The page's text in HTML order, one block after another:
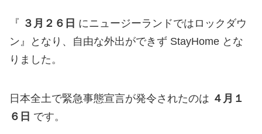
『 ３月２６日 にニュージーランドではロックダウ
ン』となり、自由な外出ができず StayHome とな
りました。
日本全土で緊急事態宣言が発令されたのは ４月１
６日 です。